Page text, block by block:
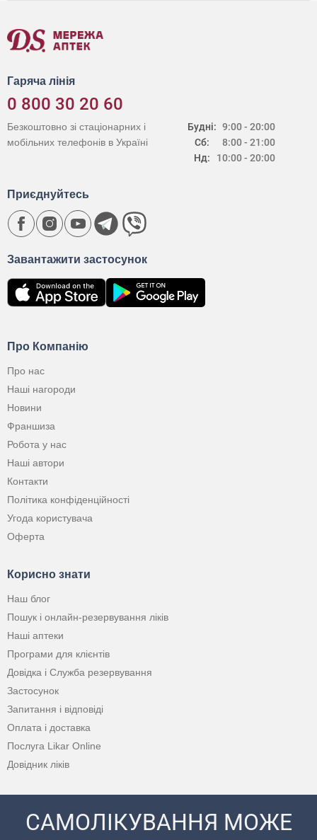
Гаряча лінія
0 800 30 20 60
Будні:
Сб:
Нд:
9:00 - 20:00
8:00 - 21:00
10:00 - 20:00
Безкоштовно зі стаціонарних і
мобільних телефонів в Україні
Про Компанію
Про нас
Наші нагороди
Новини
Франшиза
Робота у нас
Наші автори
Контакти
Політика конфіденційності
Угода користувача
Оферта
Корисно знати
Наш блог
Пошук і онлайн-резервування ліків
Наші аптеки
Програми для клієнтів
Довідка і Служба резервування
Застосунок
Запитання і відповіді
Оплата і доставка
Послуга Likar Online
Довідник ліків
Завантажити застосунок
Приєднуйтесь
САМОЛІКУВАННЯ МОЖЕ